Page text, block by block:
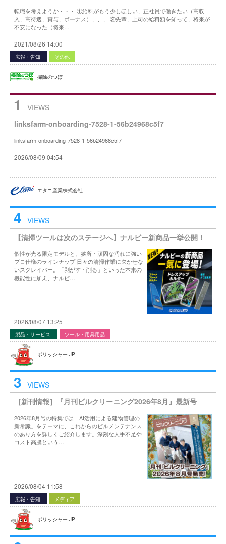
転職を考えようか・・・ ①給料がもう少しほしい、正社員で働きたい（高収
入、高待遇、賞与、ボーナス）、、、 ②先輩、上司の給料額を知って、将来が
不安になった（将来…
2021/08/26 14:00
広報・告知 その他
掃除のつぼ
1
VIEWS
linksfarm-onboarding-7528-1-56b24968c5f7
linksfarm-onboarding-7528-1-56b24968c5f7
2026/08/09 04:54
エタニ産業株式会社
4 VIEWS
【清掃ツールは次のステージへ】ナルビー新商品一挙公開！
個性が光る限定モデルと、狭所・頑固な汚れに強い
プロ仕様のラインナップ 日々の清掃作業に欠かせな
いスクレイパー。「剥がす・削る」といった本来の
機能性に加え、ナルビ…
2026/08/07 13:25
製品・サービス ツール・用具用品
ポリッシャー.JP
3 VIEWS
［新刊情報］『月刊ビルクリーニング2026年8月』最新号
2026年8月号の特集では「AI活用による建物管理の
新常識」をテーマに、これからのビルメンテナンス
のあり方を詳しくご紹介します。深刻な人手不足や
コスト高騰という…
2026/08/04 11:58
広報・告知 メディア
ポリッシャー.JP